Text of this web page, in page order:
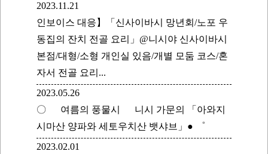
2023.11.21
인보이스 대응】「신사이바시 망년회/노포 우
동집의 잔치 전골 요리」@니시야 신사이바시
본점/대형/소형 개인실 있음/개별 모둠 코스/혼
자서 전골 요리...
2023.05.26
〇 여름의 풍물시 니시 가문의 「아와지
시마산 양파와 세토우치산 뱃샤브」● ゜
2023.02.01